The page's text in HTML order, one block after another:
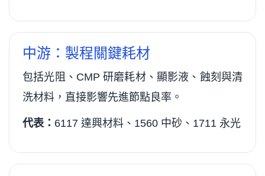
中游：製程關鍵耗材
包括光阻、CMP 研磨耗材、顯影液、蝕刻與清
洗材料，直接影響先進節點良率。
代表： 6117 達興材料、1560 中砂、1711 永光